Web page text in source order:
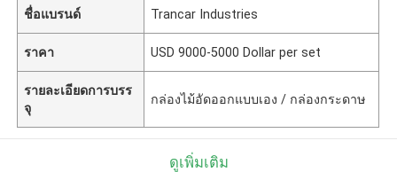
ชื่อแบรนด์ Trancar Industries
ราคา USD 9000-5000 Dollar per set
รายละเอียดการบรร
จุ
กล่องไม้อัดออกแบบเอง / กล่องกระดาษ
ดูเพิ่มเติม